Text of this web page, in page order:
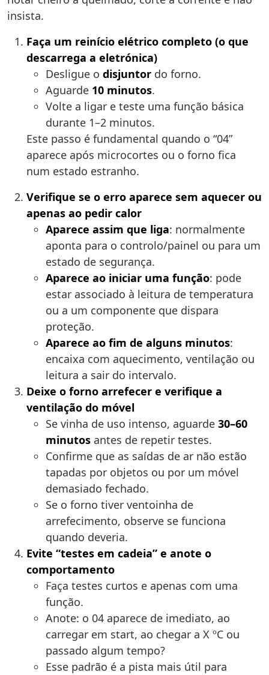
insista.
Faça um reinício elétrico completo (o que
descarrega a eletrónica)
Desligue o disjuntor do forno.
Aguarde 10 minutos.
Volte a ligar e teste uma função básica
durante 1–2 minutos.
Este passo é fundamental quando o “04”
aparece após microcortes ou o forno fica
num estado estranho.
Verifique se o erro aparece sem aquecer ou
apenas ao pedir calor
Aparece assim que liga: normalmente
aponta para o controlo/painel ou para um
estado de segurança.
Aparece ao iniciar uma função: pode
estar associado à leitura de temperatura
ou a um componente que dispara
proteção.
Aparece ao fim de alguns minutos:
encaixa com aquecimento, ventilação ou
leitura a sair do intervalo.
Deixe o forno arrefecer e verifique a
ventilação do móvel
Se vinha de uso intenso, aguarde 30–60
minutos antes de repetir testes.
Confirme que as saídas de ar não estão
tapadas por objetos ou por um móvel
demasiado fechado.
Se o forno tiver ventoinha de
arrefecimento, observe se funciona
quando deveria.
Evite “testes em cadeia” e anote o
comportamento
Faça testes curtos e apenas com uma
função.
Anote: o 04 aparece de imediato, ao
carregar em start, ao chegar a X ºC ou
passado algum tempo?
Esse padrão é a pista mais útil para